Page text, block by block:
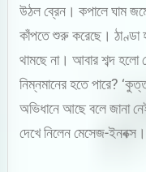
উঠল ব্রেন। কপালে ঘাম
কাঁপতে শুরু করেছে। ঠাণ্ডা
থামছে না। আবার শব্দ
নিম্নমানের হতে পারে?
অভিধানে আছে বলে জানা
দেখে নিলেন মেসেজ-